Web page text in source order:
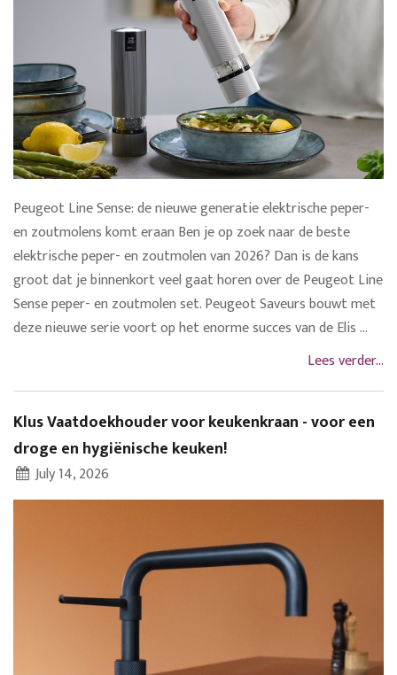
Peugeot Line Sense: de nieuwe generatie elektrische peper-
en zoutmolens komt eraan Ben je op zoek naar de beste
elektrische peper- en zoutmolen van 2026? Dan is de kans
groot dat je binnenkort veel gaat horen over de Peugeot Line
Sense peper- en zoutmolen set. Peugeot Saveurs bouwt met
deze nieuwe serie voort op het enorme succes van de Elis ...
Lees verder...
Klus Vaatdoekhouder voor keukenkraan - voor een
droge en hygiënische keuken!
July 14, 2026